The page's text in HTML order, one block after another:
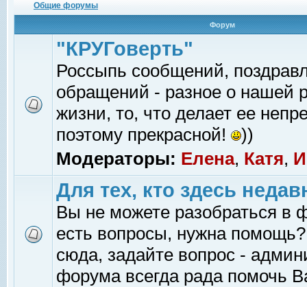
Общие форумы
Форум
"КРУГоверть"
Россыпь сообщений,
обращений - разное о нашей
жизни, то, что делает ее
поэтому прекрасной!
))
Модераторы: Елена, Катя,
Для тех, кто здесь
Вы не можете разобраться в
есть вопросы, нужна помощь?
сюда, задайте вопрос -
форума всегда рада помочь